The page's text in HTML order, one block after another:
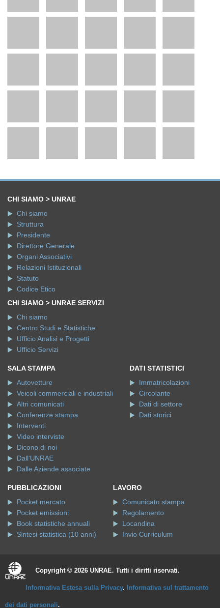
CHI SIAMO > UNRAE
Chi siamo
Struttura
Presidente
Direttore Generale
Organi Associativi
Relazioni Istituzionali
Statuto
Codice Etico
CHI SIAMO > UNRAE SERVIZI
Chi siamo
Centro Studi e Statistiche
Ufficio Analisi e Progetti
Ufficio Servizi
SALA STAMPA
Autovetture
Veicoli commerciali e industriali
Altri comunicati
Conferenze stampa
Interventi
Video interviste
Dicono di noi
Dall'UNRAE
Dalle Aziende associate
DATI STATISTICI
Immatricolazioni
Circolante
Dati di settore
Dati storici
PUBBLICAZIONI
Pocket mercato
Pocket emissioni
Book statistiche annuali
Sintesi statistica (10 anni)
LAVORO
Comunicato stampa
Regolamento
Locandina
Invio Curriculum
Copyright © 2026 UNRAE. Tutti i diritti riservati.
Informativa Estesa sulla Privacy. Informativa sul trattamento
dei dati personali.